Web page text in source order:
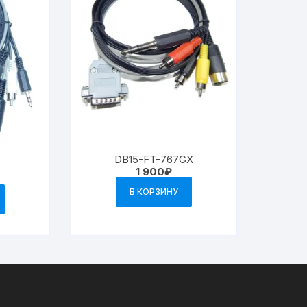
DB15-FT-767GX
1 900₽
В КОРЗИНУ